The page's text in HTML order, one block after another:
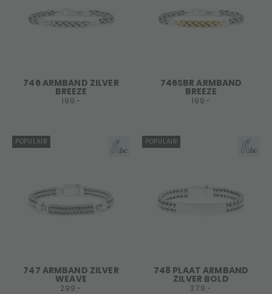
746 ARMBAND ZILVER
BREEZE
199,-
746SBR ARMBAND
BREEZE
199,-
POPULAIR
747 ARMBAND ZILVER
WEAVE
299,-
POPULAIR
748 PLAAT ARMBAND
ZILVER BOLD
379,-